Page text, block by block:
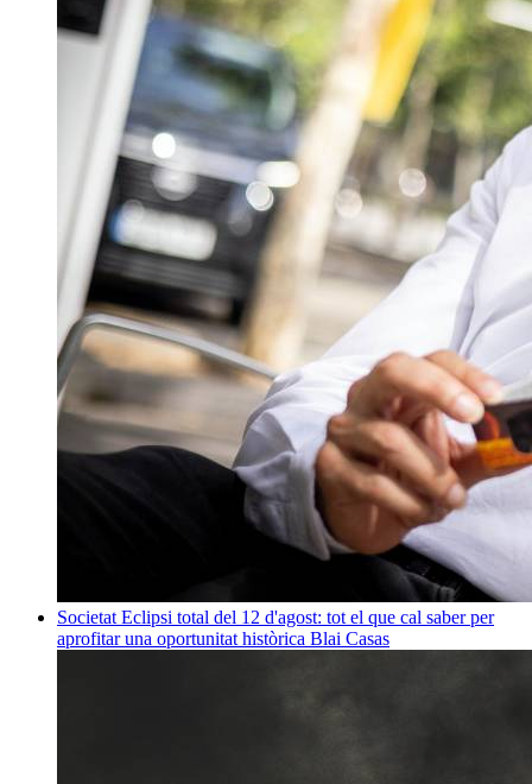
Societat Eclipsi total del 12 d'agost: tot el que cal saber per
aprofitar una oportunitat històrica Blai Casas